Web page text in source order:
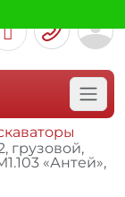
грузовой,
«Антей»,